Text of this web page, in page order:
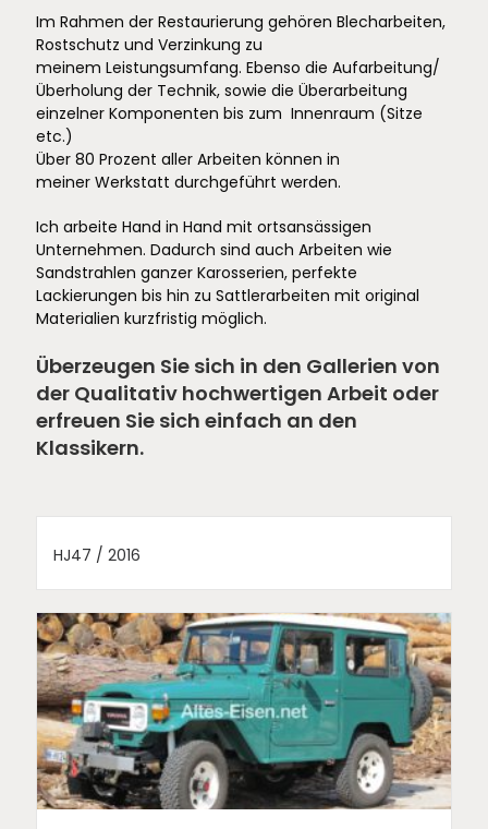
Im Rahmen der Restaurierung gehören Blecharbeiten,
Rostschutz und Verzinkung zu
meinem Leistungsumfang. Ebenso die Aufarbeitung/
Überholung der Technik, sowie die Überarbeitung
einzelner Komponenten bis zum Innenraum (Sitze
etc.)
Über 80 Prozent aller Arbeiten können in
meiner Werkstatt durchgeführt werden.
Ich arbeite Hand in Hand mit ortsansässigen
Unternehmen. Dadurch sind auch Arbeiten wie
Sandstrahlen ganzer Karosserien, perfekte
Lackierungen bis hin zu Sattlerarbeiten mit original
Materialien kurzfristig möglich.
Überzeugen Sie sich in den Gallerien von
der Qualitativ hochwertigen Arbeit oder
erfreuen Sie sich einfach an den
Klassikern.
HJ47 / 2016